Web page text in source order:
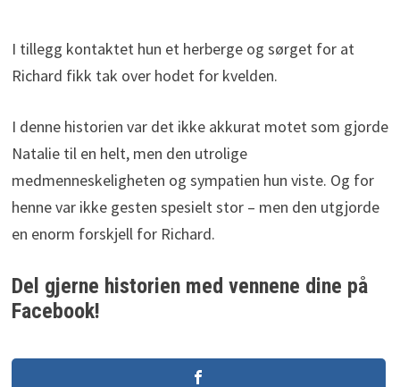
I tillegg kontaktet hun et herberge og sørget for at
Richard fikk tak over hodet for kvelden.
I denne historien var det ikke akkurat motet som gjorde
Natalie til en helt, men den utrolige
medmenneskeligheten og sympatien hun viste. Og for
henne var ikke gesten spesielt stor – men den utgjorde
en enorm forskjell for Richard.
Del gjerne historien med vennene dine på
Facebook!